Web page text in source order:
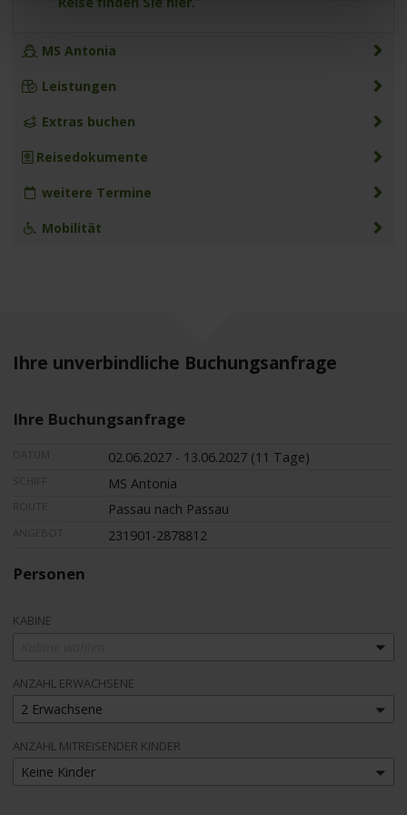
MS Antonia
Leistungen
Extras buchen
Reisedokumente
weitere Termine
Mobilität
Ihre unverbindliche Buchungsanfrage
Ihre Buchungsanfrage
02.06.2027 - 13.06.2027 (11 Tage)
MS Antonia
Passau nach Passau
231901-2878812
Personen
KABINE
ANZAHL ERWACHSENE
2 Erwachsene
ANZAHL MITREISENDER KINDER
Keine Kinder